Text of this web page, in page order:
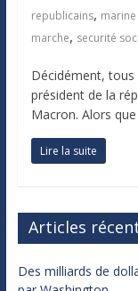
republicains,
marche, securité
Décidément,
président de la
Macron. Alors
Lire la suite
Articles
Des milliards de